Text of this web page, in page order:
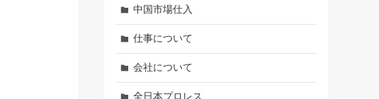
中国市場仕入
仕事について
会社について
全日本プロレス